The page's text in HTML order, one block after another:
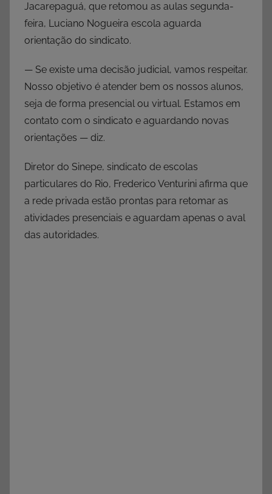
Jacarepaguá, que retomou as aulas segunda-
feira, Luciano Nogueira escola aguarda
orientação do sindicato.
— Se existe uma decisão judicial, vamos respeitar.
Nosso objetivo é atender bem os nossos alunos,
seja de forma presencial ou virtual. Estamos em
contato com o sindicato e aguardando novas
orientações — diz.
Diretor do Sinepe, sindicato de escolas
particulares do Rio, Frederico Venturini afirma que
a rede privada estão prontas para retomar as
atividades presenciais e aguardam apenas o aval
das autoridades.